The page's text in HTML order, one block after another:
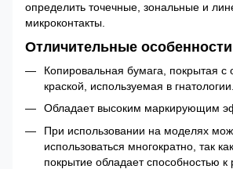
определить точечные, зональные и
микроконтакты.
Отличительные
Копировальная бумага, покрытая с
краской, используемая в гнатологии.
Обладает высоким маркирующим
При использовании на моделях
использоваться многократно, так
покрытие обладает способностью к